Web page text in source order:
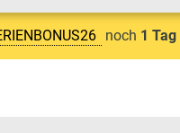
noch 1 Tag